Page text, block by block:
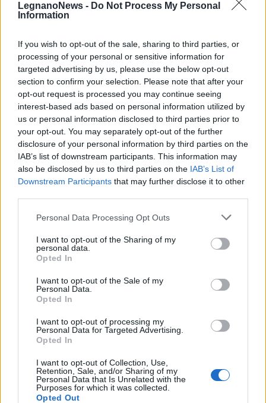
LegnanoNews - Do Not Process My Personal
Information
If you wish to opt-out of the sale, sharing to third parties, or
processing of your personal or sensitive information for
targeted advertising by us, please use the below opt-out
section to confirm your selection. Please note that after your
opt-out request is processed you may continue seeing
interest-based ads based on personal information utilized by
us or personal information disclosed to third parties prior to
your opt-out. You may separately opt-out of the further
disclosure of your personal information by third parties on the
IAB’s list of downstream participants. This information may
also be disclosed by us to third parties on the IAB’s List of
Downstream Participants that may further disclose it to other
Personal Data Processing Opt Outs
I want to opt-out of the Sharing of my
personal data.
Opted In
I want to opt-out of the Sale of my
Personal Data.
Opted In
I want to opt-out of processing my
Personal Data for Targeted Advertising.
Opted In
I want to opt-out of Collection, Use,
Retention, Sale, and/or Sharing of my
Personal Data that Is Unrelated with the
Purposes for which it was collected.
Opted Out
Meteo
Stop al grande caldo, arrivano
venti più freschi e forti temporali
Libro sul comodino
Chi semina gentilezza raccoglie
della felicità
molla: fino a 35 gradi, poi cambia
tutto con temporali in arrivo
Libro sul comodino